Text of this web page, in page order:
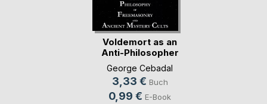
Voldemort as an
Anti-Philosopher
((...)
George Cebadal
3,33 € Buch
0,99 € E-Book